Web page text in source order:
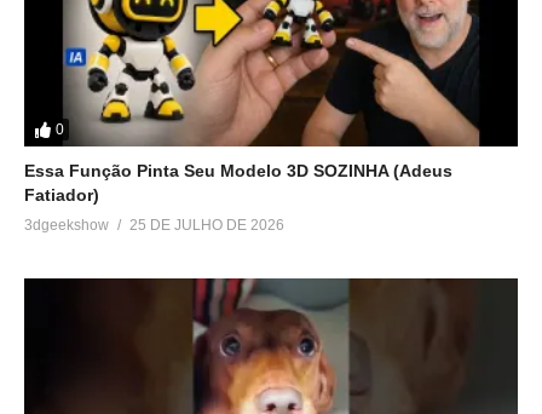
0
Essa Função Pinta Seu Modelo 3D SOZINHA (Adeus
Fatiador)
3dgeekshow 25 DE JULHO DE 2026